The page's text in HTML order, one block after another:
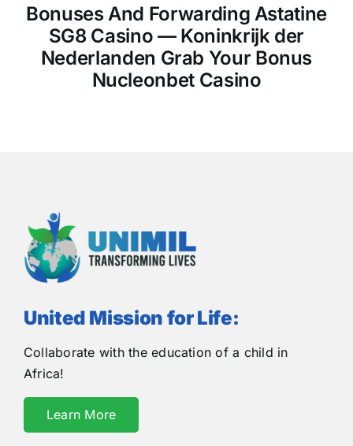
Bonuses And Forwarding Astatine
SG8 Casino — Koninkrijk der
Nederlanden Grab Your Bonus
Nucleonbet Casino
United Mission for Life:
Collaborate with the education of a child in
Africa!
Learn More